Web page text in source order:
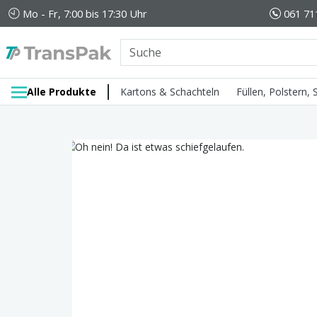
Mo - Fr, 7:00 bis 17:30 Uhr 061
Alle Produkte Kartons & Schachteln Füllen, Polstern,